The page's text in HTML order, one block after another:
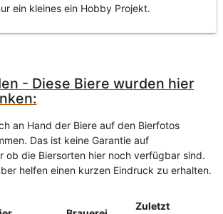
ein kleines ein Hobby Projekt.
- Diese Biere wurden hier
an Hand der Biere auf den Bierfotos
Das ist keine Garantie auf
ob die Biersorten hier noch verfügbar sind.
helfen einen kurzen Eindruck zu erhalten.
Zuletzt